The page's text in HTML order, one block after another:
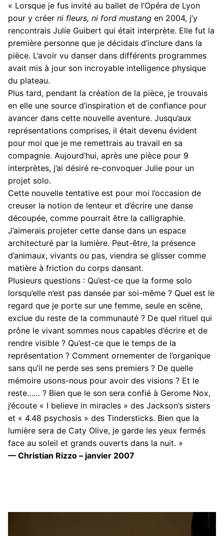
« Lorsque je fus invité au ballet de l’Opéra de Lyon
pour y créer ni fleurs, ni ford mustang en 2004, j’y
rencontrais Julie Guibert qui était interprète. Elle fut la
première personne que je décidais d’inclure dans la
pièce. L’avoir vu danser dans différents programmes
avait mis à jour son incroyable intelligence physique
du plateau.
Plus tard, pendant la création de la pièce, je trouvais
en elle une source d’inspiration et de confiance pour
avancer dans cette nouvelle aventure. Jusqu’aux
représentations comprises, il était devenu évident
pour moi que je me remettrais au travail en sa
compagnie. Aujourd’hui, après une pièce pour 9
interprètes, j’ai désiré re-convoquer Julie pour un
projet solo.
Cette nouvelle tentative est pour moi l’occasion de
creuser la notion de lenteur et d’écrire une danse
découpée, comme pourrait être la calligraphie.
J’aimerais projeter cette danse dans un espace
architecturé par la lumière. Peut-être, la présence
d’animaux, vivants ou pas, viendra se glisser comme
matière à friction du corps dansant.
Plusieurs questions : Qu’est-ce que la forme solo
lorsqu’elle n’est pas dansée par soi-même ? Quel est le
regard que je porte sur une femme, seule en scène,
exclue du reste de la communauté ? De quel rituel qui
prône le vivant sommes nous capables d’écrire et de
rendre visible ? Qu’est-ce que le temps de la
représentation ? Comment ornementer de l’organique
sans qu’il ne perde ses sens premiers ? De quelle
mémoire usons-nous pour avoir des visions ? Et le
reste…… ? Bien que le son sera confié à Gerome Nox,
j’écoute « I believe in miracles » des Jackson’s sisters
et « 4.48 psychosis » des Tindersticks. Bien que la
lumière sera de Caty Olive, je garde les yeux fermés
face au soleil et grands ouverts dans la nuit. »
— Christian Rizzo – janvier 2007